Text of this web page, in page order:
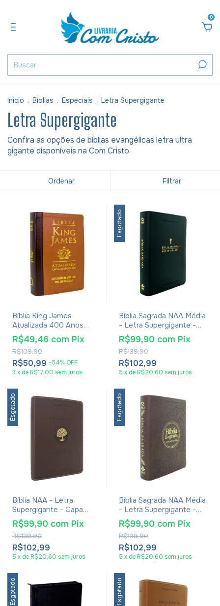
0
Início . Bíblias . Especiais . Letra Supergigante
Letra Supergigante
Confira as opções de bíblias evangélicas letra ultra
gigante disponíveis na Com Cristo.
Ordenar Filtrar
Bíblia King James
Atualizada 400 Anos
Letra Hipergigante - Luxo
Marrom Bicolor
R$50,99 -54% OFF
R$109,90
R$49,46 com Pix
3 x de R$17,00 sem juros
Esgotado
Bíblia Sagrada NAA Média
- Letra Supergigante -
Luxo Preta
R$102,99
R$139,90
R$99,90 com Pix
5 x de R$20,60 sem juros
Esgotado
Bíblia NAA - Letra
Supergigante - Capa
Luxo Marrom
R$102,99
R$139,90
R$99,90 com Pix
5 x de R$20,60 sem juros
Esgotado
Bíblia Sagrada NAA Média
- Letra Supergigante -
Luxo Vinho Folhas
R$102,99
R$139,90
R$99,90 com Pix
5 x de R$20,60 sem juros
Esgotado Esgotado